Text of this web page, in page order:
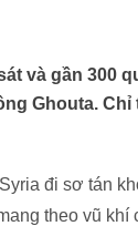
và gần 300
Ghouta. Chỉ
đi sơ tán
theo vũ khí